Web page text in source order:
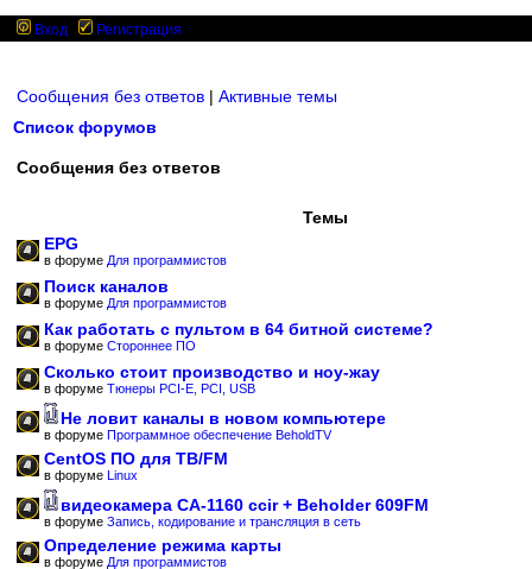
Вход Регистрация
Сообщения без ответов | Активные темы
Список форумов
Сообщения без ответов
Темы
EPG
в форуме Для программистов
Поиск каналов
в форуме Для программистов
Как работать с пультом в 64 битной системе?
в форуме Стороннее ПО
Сколько стоит производство и ноу-жау
в форуме Тюнеры PCI-E, PCI, USB
Не ловит каналы в новом компьютере
в форуме Программное обеспечение BeholdTV
CentOS ПО для ТВ/FM
в форуме Linux
видеокамера CA-1160 ccir + Beholder 609FM
в форуме Запись, кодирование и трансляция в сеть
Определение режима карты
в форуме Для программистов